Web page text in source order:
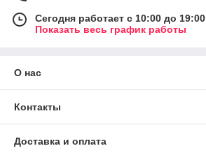
Сегодня работает с 10:00 до 19:00
Показать весь график работы
О нас
Контакты
Доставка и оплата